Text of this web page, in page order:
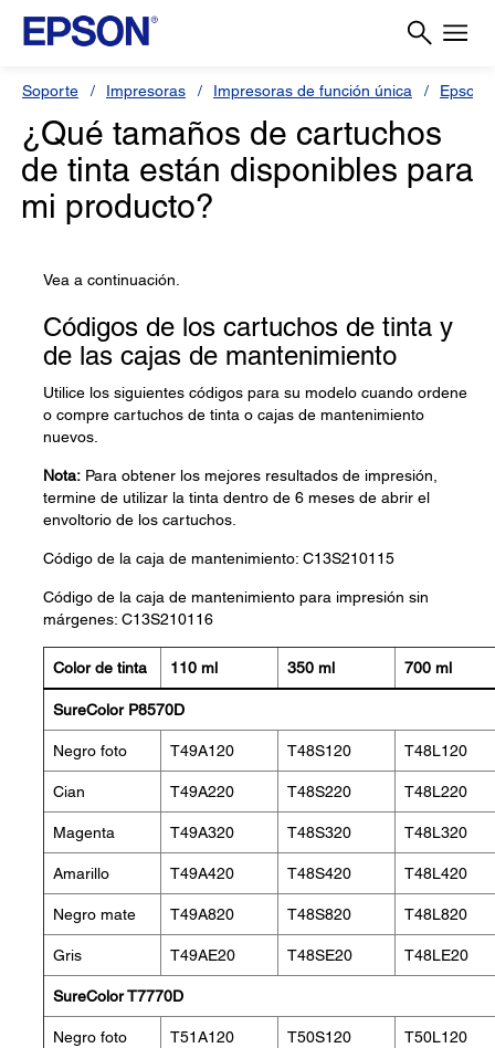
Soporte Impresoras Impresoras de función única Epson
¿Qué tamaños de cartuchos
de tinta están disponibles para
mi producto?
Vea a continuación.
Códigos de los cartuchos de tinta y
de las cajas de mantenimiento
Utilice los siguientes códigos para su modelo cuando ordene
o compre cartuchos de tinta o cajas de mantenimiento
nuevos.
Nota: Para obtener los mejores resultados de impresión,
termine de utilizar la tinta dentro de 6 meses de abrir el
envoltorio de los cartuchos.
Código de la caja de mantenimiento: C13S210115
Código de la caja de mantenimiento para impresión sin
márgenes: C13S210116
Color de tinta 110 ml 350 ml 700 ml
SureColor P8570D
Negro foto T49A120 T48S120 T48L120
Cian T49A220 T48S220 T48L220
Magenta T49A320 T48S320 T48L320
Amarillo T49A420 T48S420 T48L420
Negro mate T49A820 T48S820 T48L820
Gris T49AE20 T48SE20 T48LE20
SureColor T7770D
Negro foto T51A120 T50S120 T50L120